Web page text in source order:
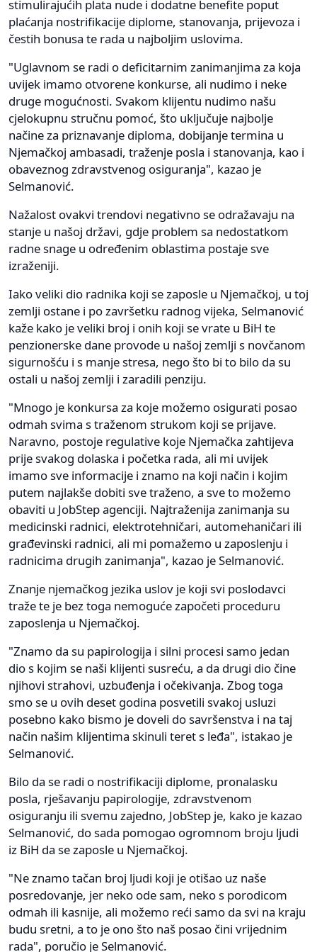
stimulirajućih plata nude i dodatne benefite poput
plaćanja nostrifikacije diplome, stanovanja, prijevoza i
čestih bonusa te rada u najboljim uslovima.
"Uglavnom se radi o deficitarnim zanimanjima za koja
uvijek imamo otvorene konkurse, ali nudimo i neke
druge mogućnosti. Svakom klijentu nudimo našu
cjelokupnu stručnu pomoć, što uključuje najbolje
načine za priznavanje diploma, dobijanje termina u
Njemačkoj ambasadi, traženje posla i stanovanja, kao i
obaveznog zdravstvenog osiguranja", kazao je
Selmanović.
Nažalost ovakvi trendovi negativno se odražavaju na
stanje u našoj državi, gdje problem sa nedostatkom
radne snage u određenim oblastima postaje sve
izraženiji.
Iako veliki dio radnika koji se zaposle u Njemačkoj, u toj
zemlji ostane i po završetku radnog vijeka, Selmanović
kaže kako je veliki broj i onih koji se vrate u BiH te
penzionerske dane provode u našoj zemlji s novčanom
sigurnošću i s manje stresa, nego što bi to bilo da su
ostali u našoj zemlji i zaradili penziju.
"Mnogo je konkursa za koje možemo osigurati posao
odmah svima s traženom strukom koji se prijave.
Naravno, postoje regulative koje Njemačka zahtijeva
prije svakog dolaska i početka rada, ali mi uvijek
imamo sve informacije i znamo na koji način i kojim
putem najlakše dobiti sve traženo, a sve to možemo
obaviti u JobStep agenciji. Najtraženija zanimanja su
medicinski radnici, elektrotehničari, automehaničari ili
građevinski radnici, ali mi pomažemo u zaposlenju i
radnicima drugih zanimanja", kazao je Selmanović.
Znanje njemačkog jezika uslov je koji svi poslodavci
traže te je bez toga nemoguće započeti proceduru
zaposlenja u Njemačkoj.
"Znamo da su papirologija i silni procesi samo jedan
dio s kojim se naši klijenti susreću, a da drugi dio čine
njihovi strahovi, uzbuđenja i očekivanja. Zbog toga
smo se u ovih deset godina posvetili svakoj usluzi
posebno kako bismo je doveli do savršenstva i na taj
način našim klijentima skinuli teret s leđa", istakao je
Selmanović.
Bilo da se radi o nostrifikaciji diplome, pronalasku
posla, rješavanju papirologije, zdravstvenom
osiguranju ili svemu zajedno, JobStep je, kako je kazao
Selmanović, do sada pomogao ogromnom broju ljudi
iz BiH da se zaposle u Njemačkoj.
"Ne znamo tačan broj ljudi koji je otišao uz naše
posredovanje, jer neko ode sam, neko s porodicom
odmah ili kasnije, ali možemo reći samo da svi na kraju
budu sretni, a to je ono što naš posao čini vrijednim
rada", poručio je Selmanović.